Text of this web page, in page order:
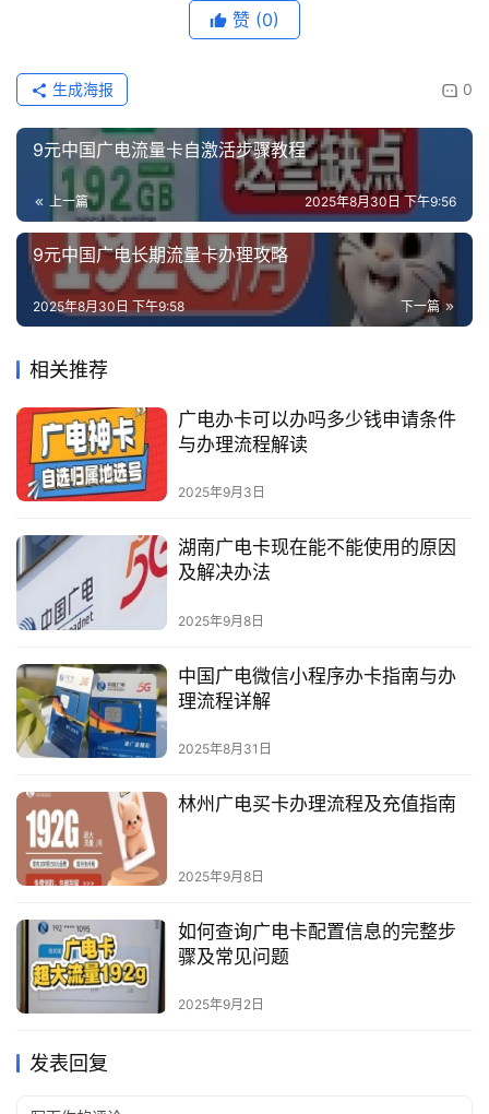
赞 (0)
0
生成海报
9元中国广电流量卡自激活步骤教程
上一篇 2025年8月30日 下午9:56
9元中国广电长期流量卡办理攻略
下一篇
2025年8月30日 下午9:58
相关推荐
广电办卡可以办吗多少钱申请条件
与办理流程解读
2025年9月3日
湖南广电卡现在能不能使用的原因
及解决办法
2025年9月8日
中国广电微信小程序办卡指南与办
理流程详解
2025年8月31日
林州广电买卡办理流程及充值指南
2025年9月8日
如何查询广电卡配置信息的完整步
骤及常见问题
2025年9月2日
发表回复